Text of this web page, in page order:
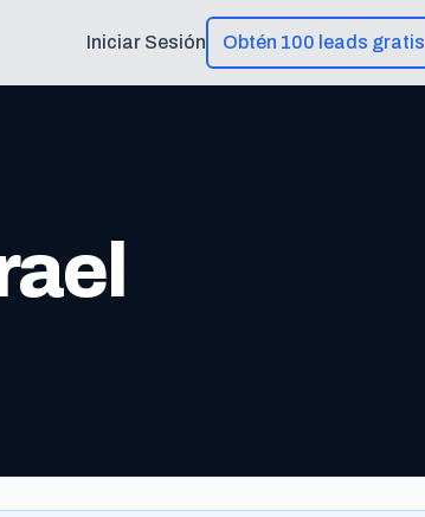
Iniciar Sesión Obtén 100 leads gratis